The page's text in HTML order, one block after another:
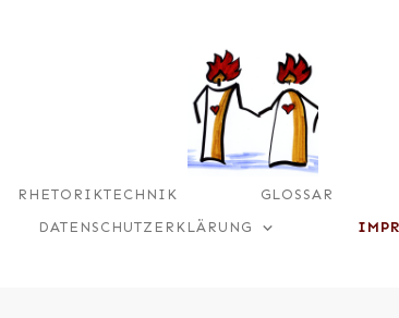
RHETORIKTECHNIK GLOSSAR
DATENSCHUTZERKLÄRUNG